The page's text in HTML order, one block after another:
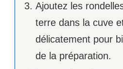
Ajoutez les
terre dans la cuve
délicatement pour
de la préparation.